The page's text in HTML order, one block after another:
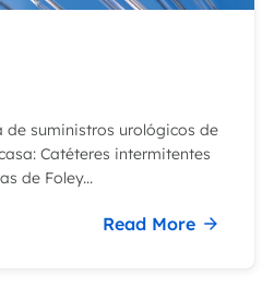
de suministros urológicos de
Catéteres intermitentes
de Foley...
Read More